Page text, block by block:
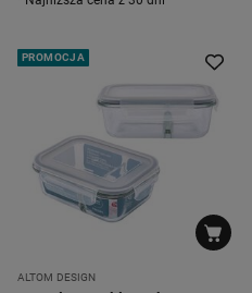
PROMOCJA
ALTOM DESIGN